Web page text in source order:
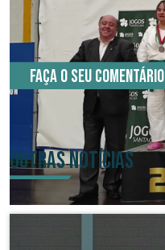
COMENTÁRIOS (0)
Faça o seu comentário
OUTRAS NOTÍCIAS